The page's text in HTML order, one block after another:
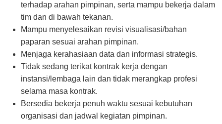
terhadap arahan pimpinan, serta mampu bekerja dalam
tim dan di bawah tekanan.
Mampu menyelesaikan revisi visualisasi/bahan
paparan sesuai arahan pimpinan.
Menjaga kerahasiaan data dan informasi strategis.
Tidak sedang terikat kontrak kerja dengan
instansi/lembaga lain dan tidak merangkap profesi
selama masa kontrak.
Bersedia bekerja penuh waktu sesuai kebutuhan
organisasi dan jadwal kegiatan pimpinan.